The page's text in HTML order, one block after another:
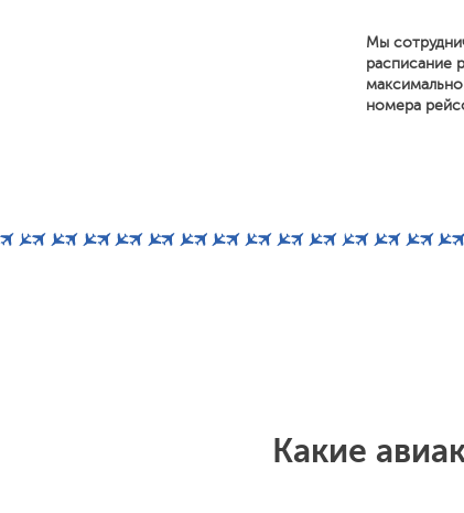
Мы
расписание
номера
Какие